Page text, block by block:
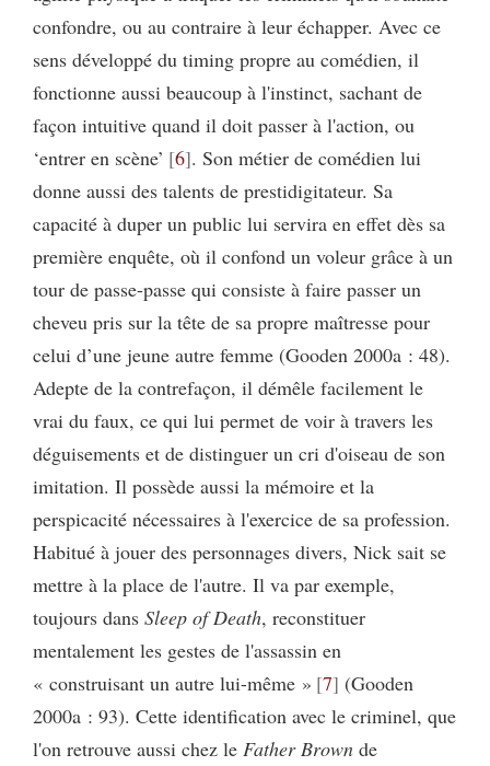
confondre, ou au contraire à leur échapper. Avec ce
sens développé du timing propre au comédien, il
fonctionne aussi beaucoup à l'instinct, sachant de
façon intuitive quand il doit passer à l'action, ou
‘entrer en scène’ 6 . Son métier de comédien lui
donne aussi des talents de prestidigitateur. Sa
capacité à duper un public lui servira en effet dès sa
première enquête, où il confond un voleur grâce à un
tour de passe-passe qui consiste à faire passer un
cheveu pris sur la tête de sa propre maîtresse pour
celui d’une jeune autre femme (Gooden 2000a : 48).
Adepte de la contrefaçon, il démêle facilement le
vrai du faux, ce qui lui permet de voir à travers les
déguisements et de distinguer un cri d'oiseau de son
imitation. Il possède aussi la mémoire et la
perspicacité nécessaires à l'exercice de sa profession.
Habitué à jouer des personnages divers, Nick sait se
mettre à la place de l'autre. Il va par exemple,
toujours dans Sleep of Death, reconstituer
mentalement les gestes de l'assassin en
« construisant un autre lui-même » 7 (Gooden
2000a : 93). Cette identification avec le criminel, que
l'on retrouve aussi chez le Father Brown de